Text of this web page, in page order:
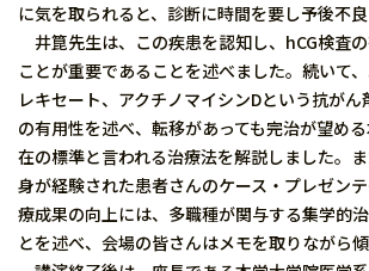
に気を取られると、診断に時間を要し予後不良
井箟先生は、この疾患を認知し、hCG検査
ことが重要であることを述べました。続いて
レキセート、アクチノマイシンDという抗が
の有用性を述べ、転移があっても完治が望め
在の標準と言われる治療法を解説しました。
身が経験された患者さんのケース・プレゼン
療成果の向上には、多職種が関与する集学的
とを述べ、会場の皆さんはメモを取りながら傾